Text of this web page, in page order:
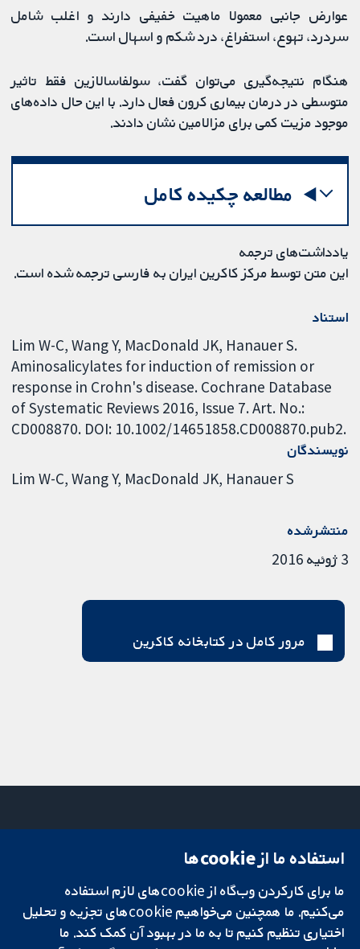
عوارض جانبی معمولا ماهیت خفیفی دارند و اغلب شامل
سردرد، تهوع، استفراغ، درد شکم و اسهال است.
هنگام نتیجه‌گیری می‌توان گفت، سولفاسالازین فقط تاثیر
متوسطی در درمان بیماری کرون فعال دارد. با این حال داده‌های
موجود مزیت کمی برای مزالامین نشان دادند.
مطالعه چکیده کامل
یادداشت‌های ترجمه
این متن توسط مرکز کاکرین ایران به فارسی ترجمه شده است.
استناد
Lim W-C, Wang Y, MacDonald JK, Hanauer S.
Aminosalicylates for induction of remission or
response in Crohn's disease. Cochrane Database
of Systematic Reviews 2016, Issue 7. Art. No.:
CD008870. DOI: 10.1002/14651858.CD008870.pub2.
نویسندگان
Lim W-C Wang Y MacDonald JK Hanauer S
منتشرشده
3 ژوئیه 2016
مرور کامل در کتابخانه کاکرین
تحقیقات قابل
اعتماد.
تصمیم‌گیری آگاهانه.
سلامت بهتر.
میدان کاوندیش
لندن
W1G 0AN
بریتانیا
دفتر رسانه‌ای
درباره ما
فرصت‌های
شغلی
استفاده ما از cookie‌ها
ما برای کارکردن وب‌گاه از cookie‌های لازم استفاده
می‌کنیم. ما همچنین می‌خواهیم cookie‌های تجزیه و تحلیل
اختیاری تنظیم کنیم تا به ما در بهبود آن کمک کند. ما